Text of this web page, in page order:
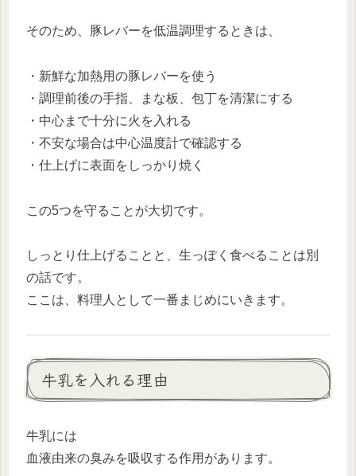
そのため、豚レバーを低温調理するときは、
・新鮮な加熱用の豚レバーを使う
・調理前後の手指、まな板、包丁を清潔にする
・中心まで十分に火を入れる
・不安な場合は中心温度計で確認する
・仕上げに表面をしっかり焼く
この5つを守ることが大切です。
しっとり仕上げることと、生っぽく食べることは別
の話です。
ここは、料理人として一番まじめにいきます。
牛乳を入れる理由
牛乳には
血液由来の臭みを吸収する作用があります。